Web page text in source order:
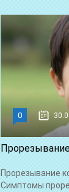
0
Прорезывание
Симптомы